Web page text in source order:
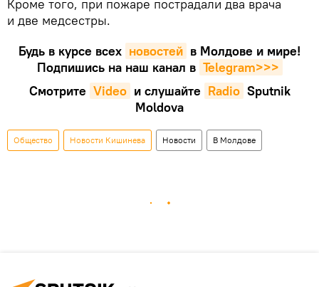
Кроме того, при пожаре пострадали два врача
и две медсестры.
Будь в курсе всех новостей в Молдове и мире!
Подпишись на наш канал в Telegram>>>
Смотрите Video и слушайте Radio Sputnik
Moldova
Общество Новости Кишинева Новости В Молдове